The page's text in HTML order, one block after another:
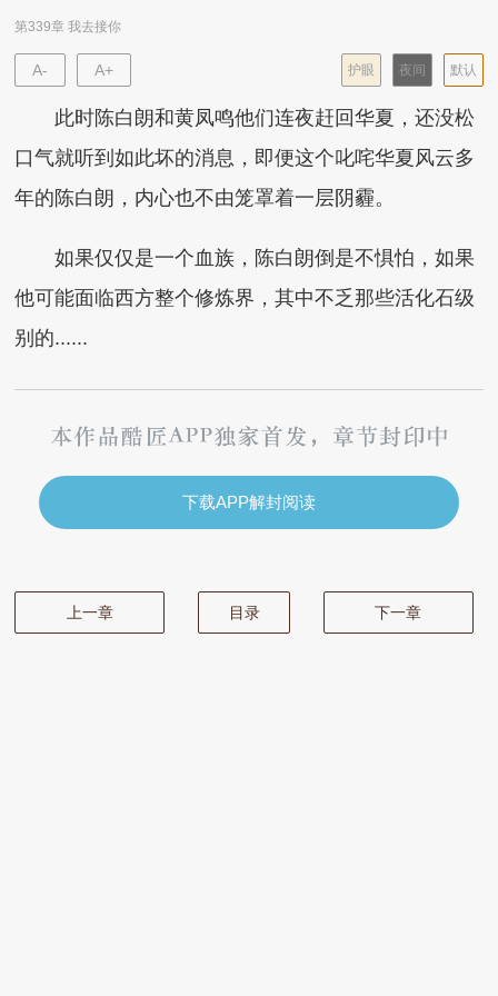
第339章 我去接你
A- A+ 默认
夜间
护眼
此时陈白朗和黄凤鸣他们连夜赶回华夏，还没松
口气就听到如此坏的消息，即便这个叱咤华夏风云多
年的陈白朗，内心也不由笼罩着一层阴霾。
如果仅仅是一个血族，陈白朗倒是不惧怕，如果
他可能面临西方整个修炼界，其中不乏那些活化石级
别的......
下载APP解封阅读
上一章 目录 下一章